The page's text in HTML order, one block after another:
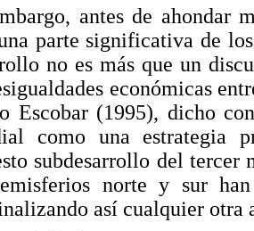
antes de ahondar
parte significativa de
no es más que un
económicas
Escobar (1995), dicho
como una estrategia
subdesarrollo del
norte y sur han
así cualquier otra